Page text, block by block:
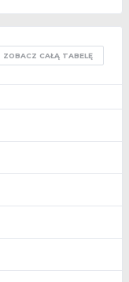
ZOBACZ CAŁĄ TABELĘ